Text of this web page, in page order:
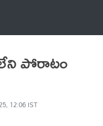
లేని పోరాటం
12:06 IST